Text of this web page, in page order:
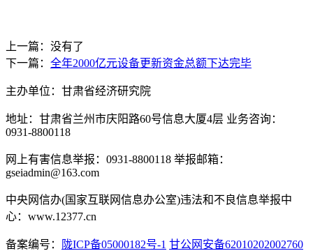
上一篇：没有了
下一篇： 全年2000亿元设备更新资金总额下达完毕
主办单位：甘肃省经济研究院
地址：甘肃省兰州市庆阳路60号信息大厦4层 业务咨询：
0931-8800118
网上有害信息举报：0931-8800118 举报邮箱：
gseiadmin@163.com
中央网信办(国家互联网信息办公室)违法和不良信息举报中
心：www.12377.cn
备案编号： 陇ICP备05000182号-1 甘公网安备62010202002760